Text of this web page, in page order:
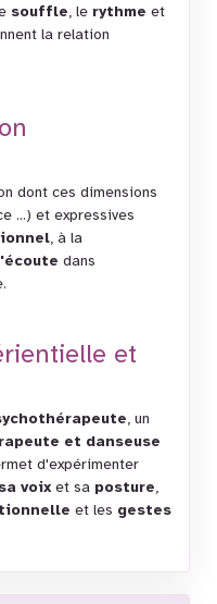
souffle, le rythme et
la relation
dont ces dimensions
...) et expressives
, à la
dans
et
, un
et danseuse
d'expérimenter
voixet sa posture,
et les gestes